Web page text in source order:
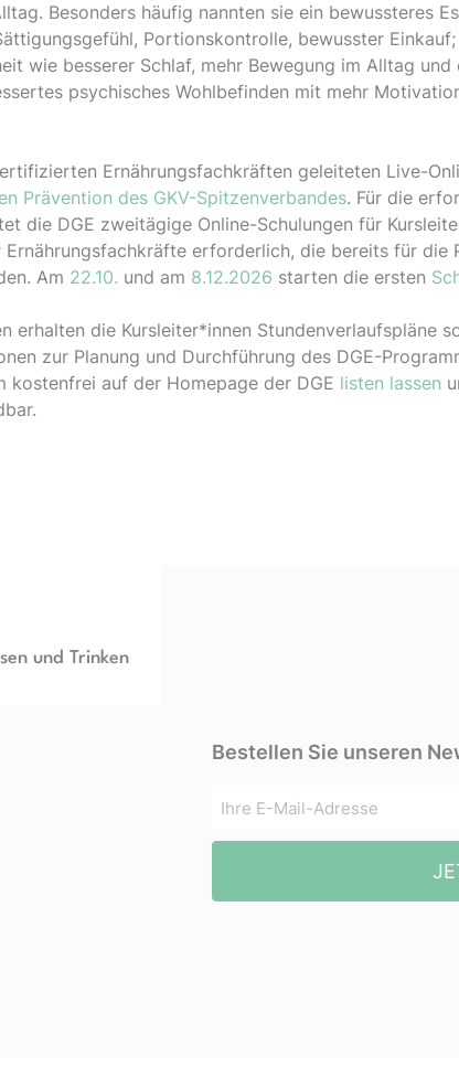
Besonders häufig nannten sie ein bewussteres
Portionskontrolle, bewusster Einkauf;
wie besserer Schlaf, mehr Bewegung im Alltag
psychisches Wohlbefinden mit mehr
Ernährungsfachkräften geleiteten Live-
Prävention des GKV-Spitzenverbandes. Für die
die DGE zweitägige Online-Schulungen für
erforderlich, die bereits für die
Am 22.10. und am 8.12.2026 starten die ersten
erhalten die Kursleiter*innen Stundenverlaufspläne
zur Planung und Durchführung des DGE-
kostenfrei auf der Homepage der DGE listen lassen
und Trinken
Bestellen Sie unseren